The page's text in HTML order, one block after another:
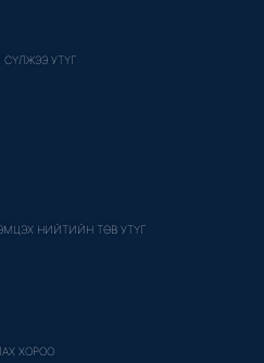
УТҮГ
НИЙТИЙН ТӨВ УТҮГ
ХОРОО